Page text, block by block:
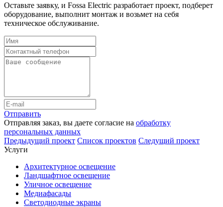
Оставьте заявку, и Fossa Electric разработает проект, подберет
оборудование, выполнит монтаж и возьмет на себя
техническое обслуживание.
Отправить
Отправляя заказ, вы даете согласие на обработку
персональных данных
Предыдущий проект Список проектов Следущий проект
Услуги
Архитектурное освещение
Ландшафтное освещение
Уличное освещение
Медиафасады
Светодиодные экраны